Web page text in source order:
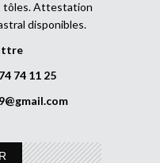
tôles. Attestation
disponibles.
74 11 25